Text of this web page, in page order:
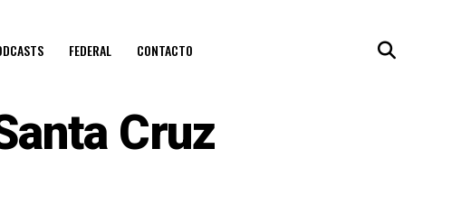
FEDERAL CONTACTO
Cruz